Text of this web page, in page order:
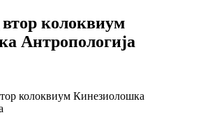
втор колоквиум
Антропологија
колоквиум Кинезиолошка